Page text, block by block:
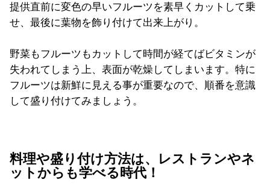
提供直前に変色の早いフルーツを素早くカットして乗
せ、最後に葉物を飾り付けて出来上がり。
野菜もフルーツもカットして時間が経てばビタミンが
失われてしまう上、表面が乾燥してしまいます。特に
フルーツは新鮮に見える事が重要なので、順番を意識
して盛り付けてみましょう。
料理や盛り付け方法は、レストランやネ
ットからも学べる時代！